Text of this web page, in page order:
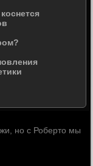
но с Роберто мы